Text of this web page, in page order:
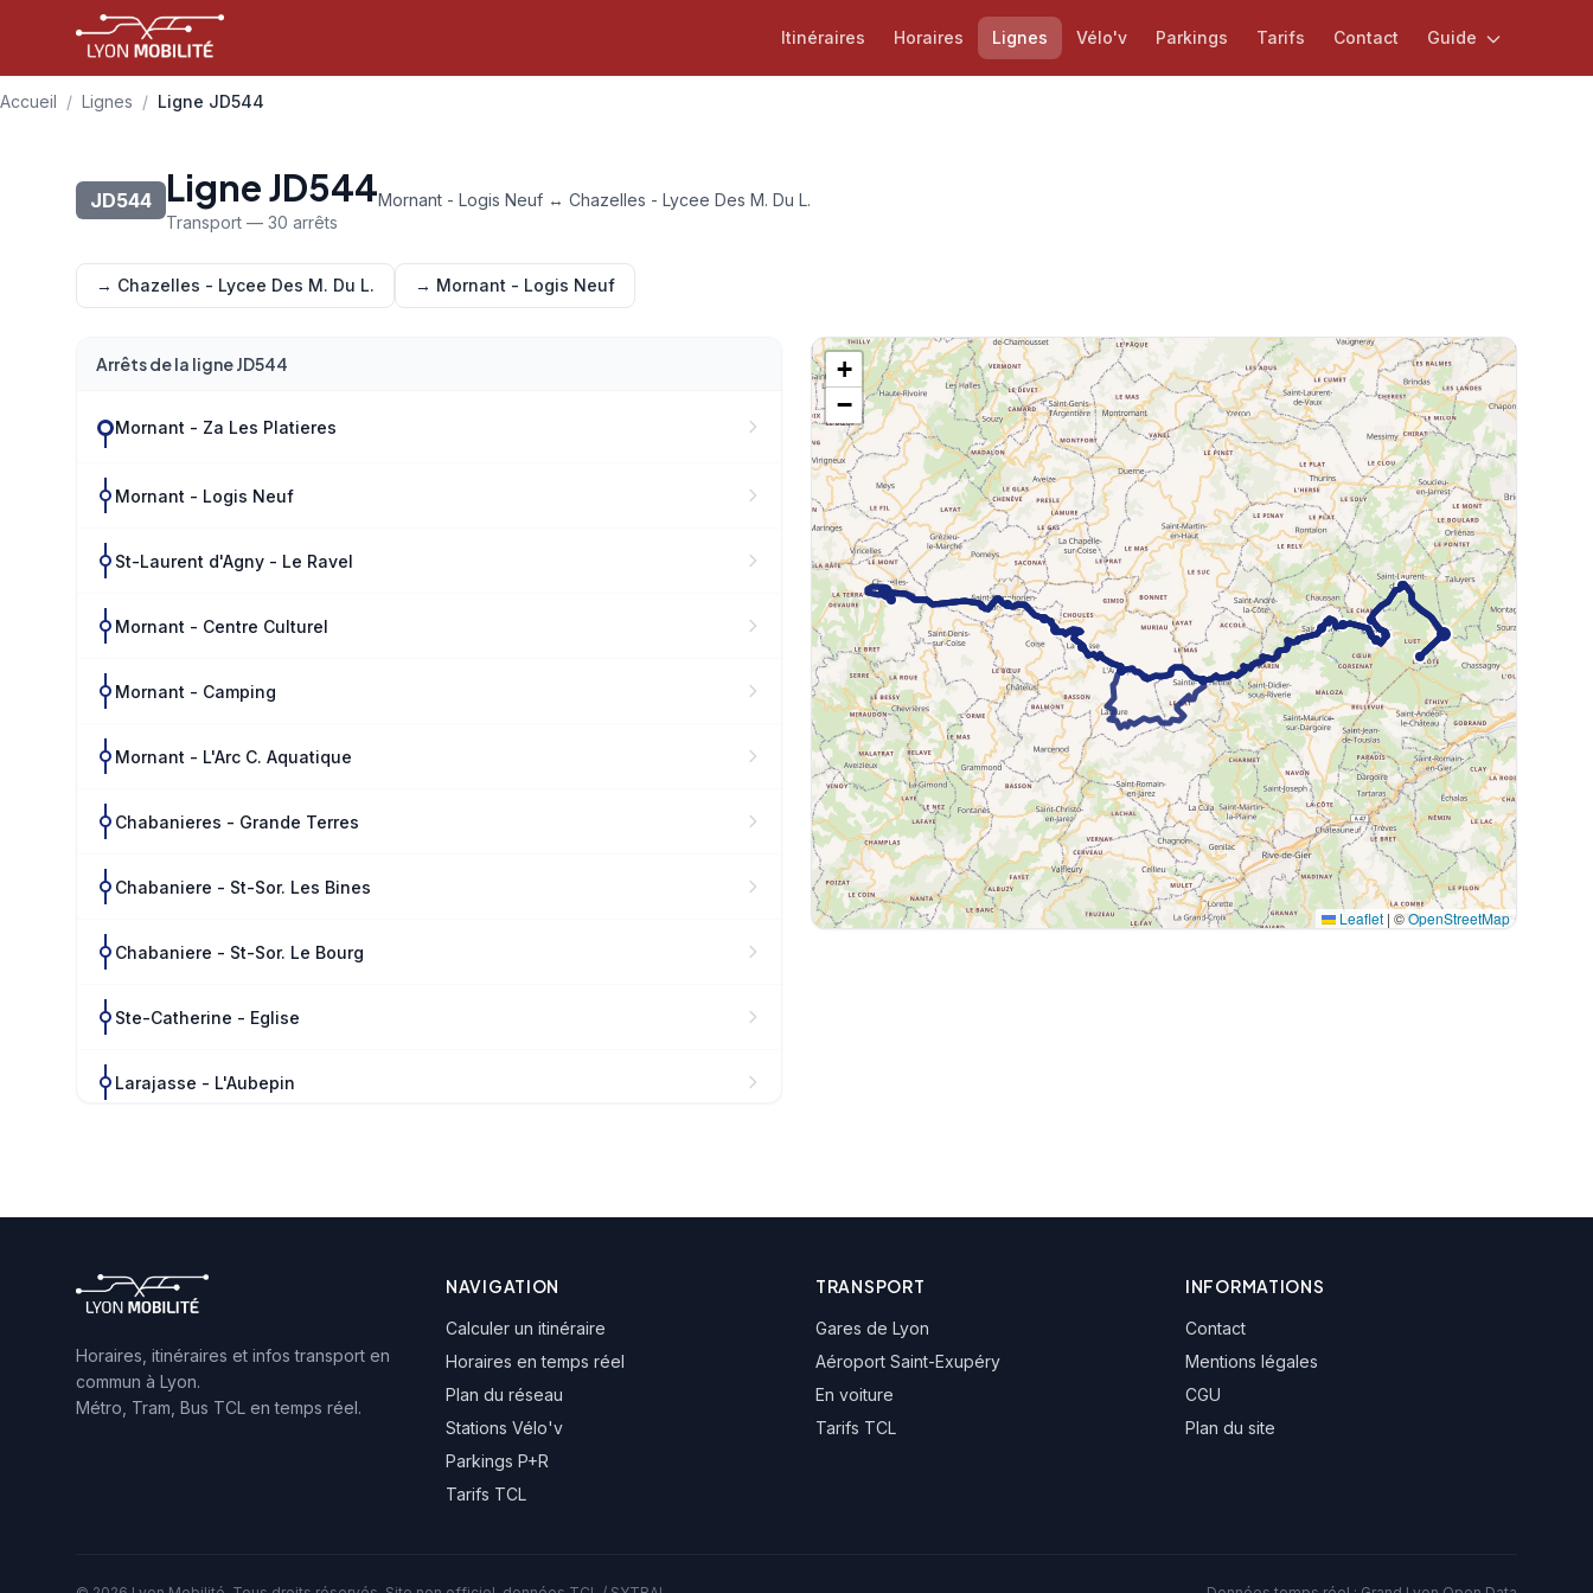
Aller au contenu principal
Itinéraires Horaires Lignes Vélo'v Parkings Tarifs Contact Guide
Accueil / Lignes / Ligne JD544
JD544 Ligne JD544
Transport — 30 arrêts
Mornant - Logis Neuf ↔ Chazelles - Lycee Des M. Du L.
→ Chazelles - Lycee Des M. Du L. → Mornant - Logis Neuf
Arrêts de la ligne JD544
Mornant - Za Les Platieres
Mornant - Logis Neuf
St-Laurent d'Agny - Le Ravel
Mornant - Centre Culturel
Mornant - Camping
Mornant - L'Arc C. Aquatique
Chabanieres - Grande Terres
Chabaniere - St-Sor. Les Bines
Chabaniere - St-Sor. Le Bourg
Ste-Catherine - Eglise
Larajasse - L'Aubepin
Larajasse - Grand Petit
Coise - Rosson
St-Symphorien - Pkg Cdg
+
−
Leaflet | ©OpenStreetMap
Horaires, itinéraires et infos transport en
commun à Lyon.
Métro, Tram, Bus TCL en temps réel.
NAVIGATION
Calculer un itinéraire
Horaires en temps réel
Plan du réseau
Stations Vélo'v
Parkings P+R
Tarifs TCL
TRANSPORT
Gares de Lyon
Aéroport Saint-Exupéry
En voiture
Tarifs TCL
INFORMATIONS
Contact
Mentions légales
CGU
Plan du site